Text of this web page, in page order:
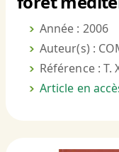
Année : 2006
Auteur(s) :
Référence : T.
Article en